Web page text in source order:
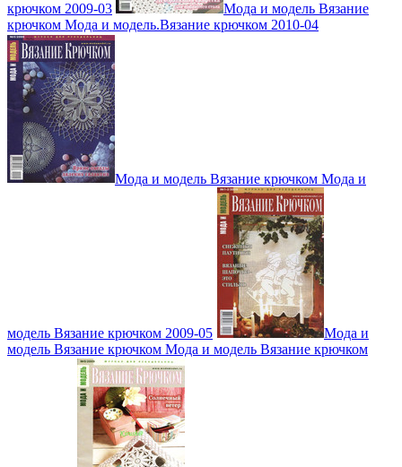
крючком 2009-03
Мода и модель Вязание
крючком Мода и модель.Вязание крючком 2010-04
Мода и модель Вязание крючком Мода и
модель Вязание крючком 2009-05
Мода и
модель Вязание крючком Мода и модель Вязание крючком